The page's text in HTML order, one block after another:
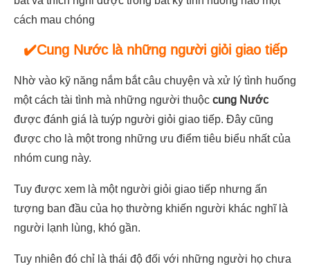
cách mau chóng
✔️Cung Nước là những người giỏi giao tiếp
Nhờ vào kỹ năng nắm bắt câu chuyện và xử lý tình huống
một cách tài tình mà những người thuộc cung Nước
được đánh giá là tuýp người giỏi giao tiếp. Đây cũng
được cho là một trong những ưu điểm tiêu biểu nhất của
nhóm cung này.
Tuy được xem là một người giỏi giao tiếp nhưng ấn
tượng ban đầu của họ thường khiến người khác nghĩ là
người lạnh lùng, khó gần.
Tuy nhiên đó chỉ là thái độ đối với những người họ chưa